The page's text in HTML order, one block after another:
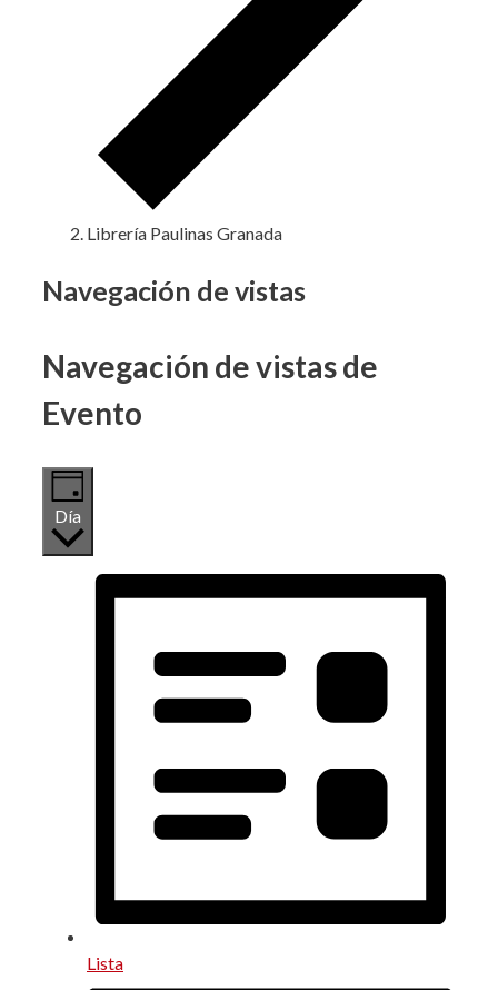
Librería Paulinas Granada
Eventos
12
noviembre,
Navegación de vistas
Navegación de vistas de
Evento
Día
Lista